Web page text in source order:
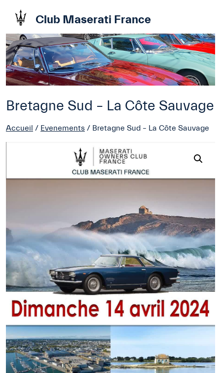
Club Maserati France
Bretagne Sud – La Côte Sauvage
Accueil / Evenements / Bretagne Sud – La Côte Sauvage